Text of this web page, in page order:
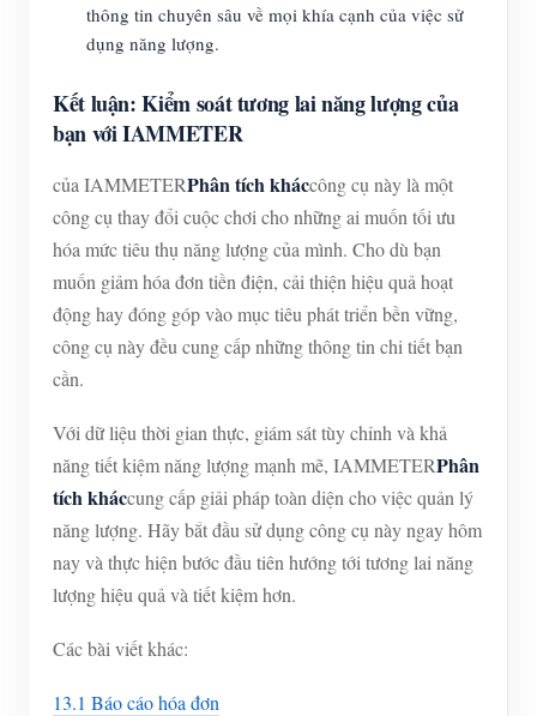
thông tin chuyên sâu về mọi khía cạnh của việc sử
dụng năng lượng.
Kết luận: Kiểm soát tương lai năng lượng của
bạn với IAMMETER
của IAMMETERPhân tích kháccông cụ này là một
công cụ thay đổi cuộc chơi cho những ai muốn tối ưu
hóa mức tiêu thụ năng lượng của mình. Cho dù bạn
muốn giảm hóa đơn tiền điện, cải thiện hiệu quả hoạt
động hay đóng góp vào mục tiêu phát triển bền vững,
công cụ này đều cung cấp những thông tin chi tiết bạn
cần.
Với dữ liệu thời gian thực, giám sát tùy chỉnh và khả
năng tiết kiệm năng lượng mạnh mẽ, IAMMETERPhân
tích kháccung cấp giải pháp toàn diện cho việc quản lý
năng lượng. Hãy bắt đầu sử dụng công cụ này ngay hôm
nay và thực hiện bước đầu tiên hướng tới tương lai năng
lượng hiệu quả và tiết kiệm hơn.
Các bài viết khác:
13.1 Báo cáo hóa đơn